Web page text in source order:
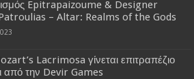
Epitrapaizoume & Designer
– Altar: Realms of the Gods
Lacrimosa γίνεται επιτραπέζιο
από την Devir Games